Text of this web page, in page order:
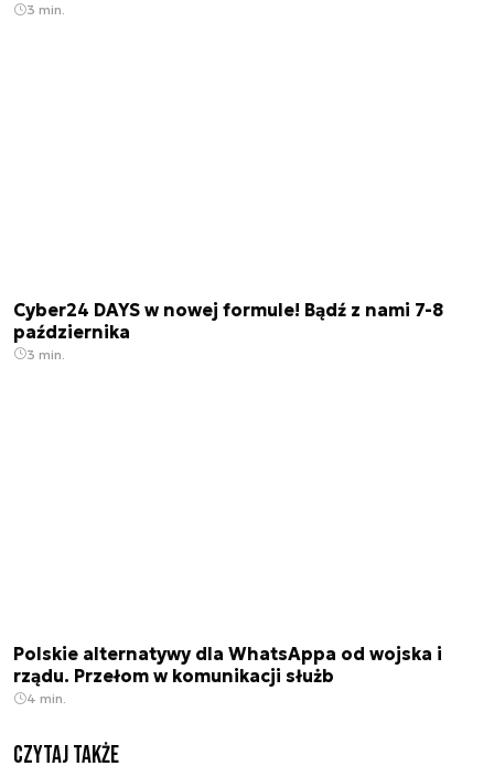
3 min.
Cyber24 DAYS w nowej formule! Bądź z nami 7-8
października
3 min.
Polskie alternatywy dla WhatsAppa od wojska i
rządu. Przełom w komunikacji służb
4 min.
Czytaj także